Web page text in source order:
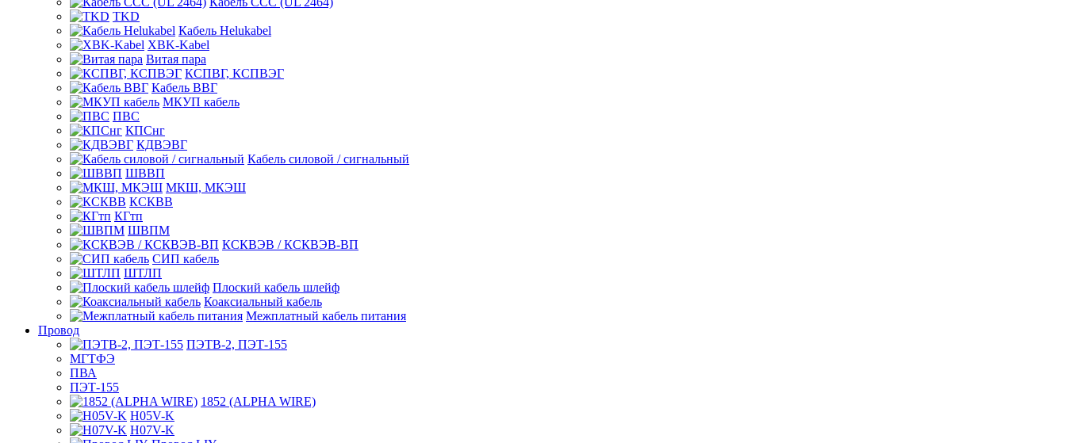
TKD
Кабель Helukabel
XBK-Kabel
Витая пара
КСПВГ, КСПВЭГ
Кабель ВВГ
МКУП кабель
ПВС
КПСнг
КДВЭВГ
Кабель силовой / сигнальный
ШВВП
МКШ, МКЭШ
КСКВВ
КГтп
ШВПМ
КСКВЭВ / КСКВЭВ-ВП
СИП кабель
ШТЛП
Плоский кабель шлейф
Коаксиальный кабель
Межплатный кабель питания
Провод
ПЭТВ-2, ПЭТ-155
МГТФЭ
ПВА
ПЭТ-155
1852 (ALPHA WIRE)
H05V-K
H07V-K